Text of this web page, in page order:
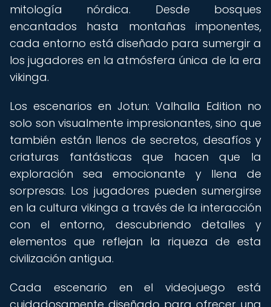
mitología nórdica. Desde bosques
encantados hasta montañas imponentes,
cada entorno está diseñado para sumergir a
los jugadores en la atmósfera única de la era
vikinga.
Los escenarios en Jotun: Valhalla Edition no
solo son visualmente impresionantes, sino que
también están llenos de secretos, desafíos y
criaturas fantásticas que hacen que la
exploración sea emocionante y llena de
sorpresas. Los jugadores pueden sumergirse
en la cultura vikinga a través de la interacción
con el entorno, descubriendo detalles y
elementos que reflejan la riqueza de esta
civilización antigua.
Cada escenario en el videojuego está